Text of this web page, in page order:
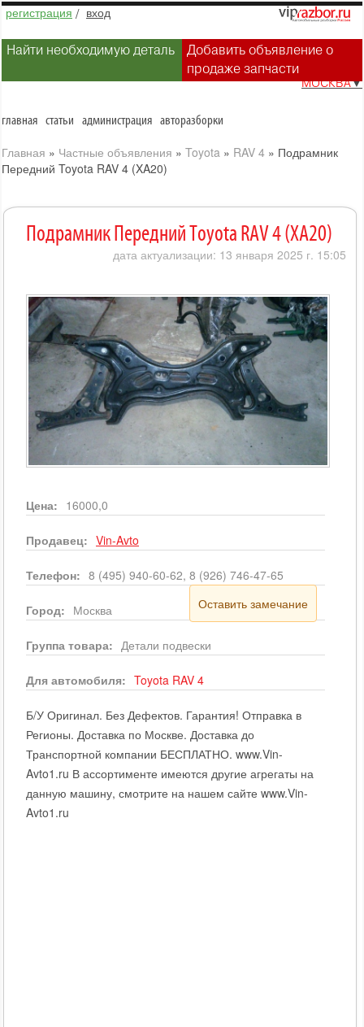
регистрация / вход
Найти необходимую деталь
Добавить объявление о
продаже запчасти
МОСКВА▼
главная статьи администрация авторазборки
Главная » Частные объявления » Toyota » RAV 4 » Подрамник
Передний Toyota RAV 4 (XA20)
Подрамник Передний Toyota RAV 4 (XA20)
дата актуализации: 13 января 2025 г. 15:05
Цена: 16000,0
Продавец: Vin-Avto
Телефон: 8 (495) 940-60-62, 8 (926) 746-47-65
Оставить замечание
Город: Москва
Группа товара: Детали подвески
Для автомобиля: Toyota RAV 4
Б/У Оригинал. Без Дефектов. Гарантия! Отправка в
Регионы. Доставка по Москве. Доставка до
Транспортной компании БЕСПЛАТНО. www.Vin-
Avto1.ru В ассортименте имеются другие агрегаты на
данную машину, смотрите на нашем сайте www.Vin-
Avto1.ru